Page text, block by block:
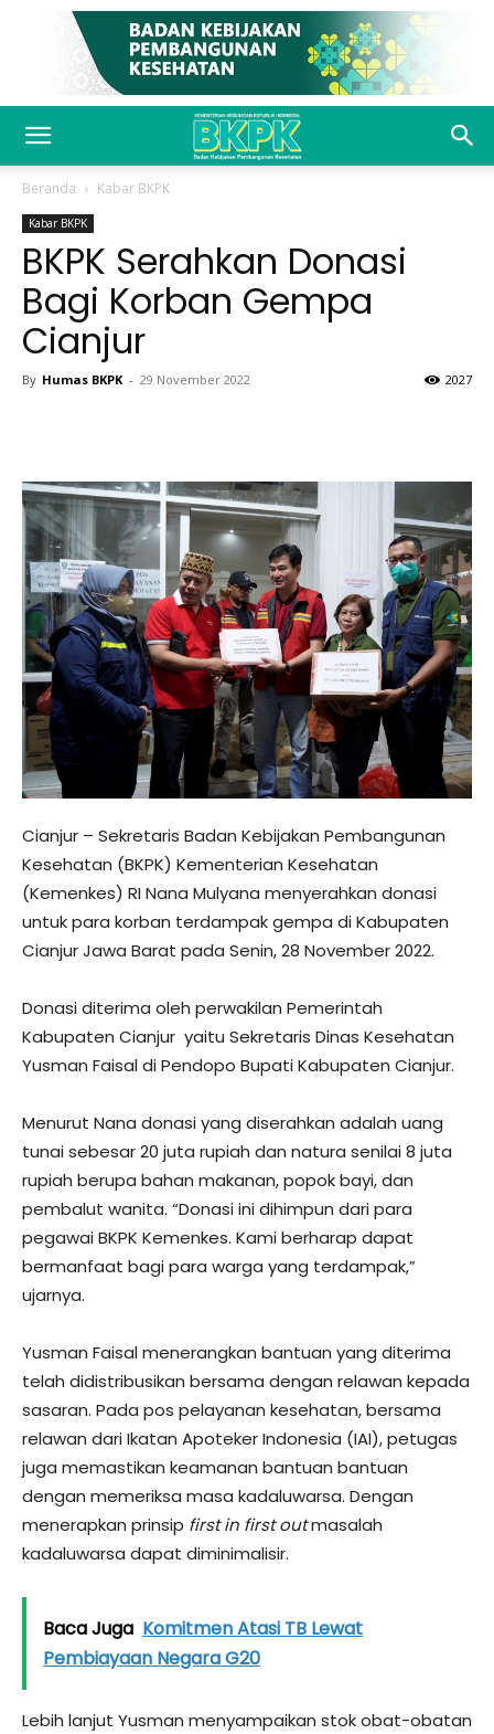
Beranda Kabar BKPK
Kabar BKPK
BKPK Serahkan Donasi
Bagi Korban Gempa
Cianjur
By Humas BKPK - 29 November 2022 2027
Cianjur – Sekretaris Badan Kebijakan Pembangunan
Kesehatan (BKPK) Kementerian Kesehatan
(Kemenkes) RI Nana Mulyana menyerahkan donasi
untuk para korban terdampak gempa di Kabupaten
Cianjur Jawa Barat pada Senin, 28 November 2022.
Donasi diterima oleh perwakilan Pemerintah
Kabupaten Cianjur yaitu Sekretaris Dinas Kesehatan
Yusman Faisal di Pendopo Bupati Kabupaten Cianjur.
Menurut Nana donasi yang diserahkan adalah uang
tunai sebesar 20 juta rupiah dan natura senilai 8 juta
rupiah berupa bahan makanan, popok bayi, dan
pembalut wanita. “Donasi ini dihimpun dari para
pegawai BKPK Kemenkes. Kami berharap dapat
bermanfaat bagi para warga yang terdampak,”
ujarnya.
Yusman Faisal menerangkan bantuan yang diterima
telah didistribusikan bersama dengan relawan kepada
sasaran. Pada pos pelayanan kesehatan, bersama
relawan dari Ikatan Apoteker Indonesia (IAI), petugas
juga memastikan keamanan bantuan bantuan
dengan memeriksa masa kadaluwarsa. Dengan
menerapkan prinsip first in first outmasalah
kadaluwarsa dapat diminimalisir.
Baca Juga Komitmen Atasi TB Lewat
Pembiayaan Negara G20
Lebih lanjut Yusman menyampaikan stok obat-obatan